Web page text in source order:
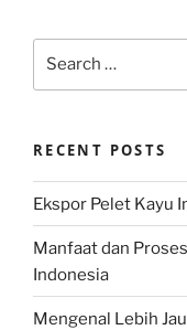
RECENT POSTS
Ekspor Pelet Kayu
Manfaat dan
Indonesia
Mengenal Lebih